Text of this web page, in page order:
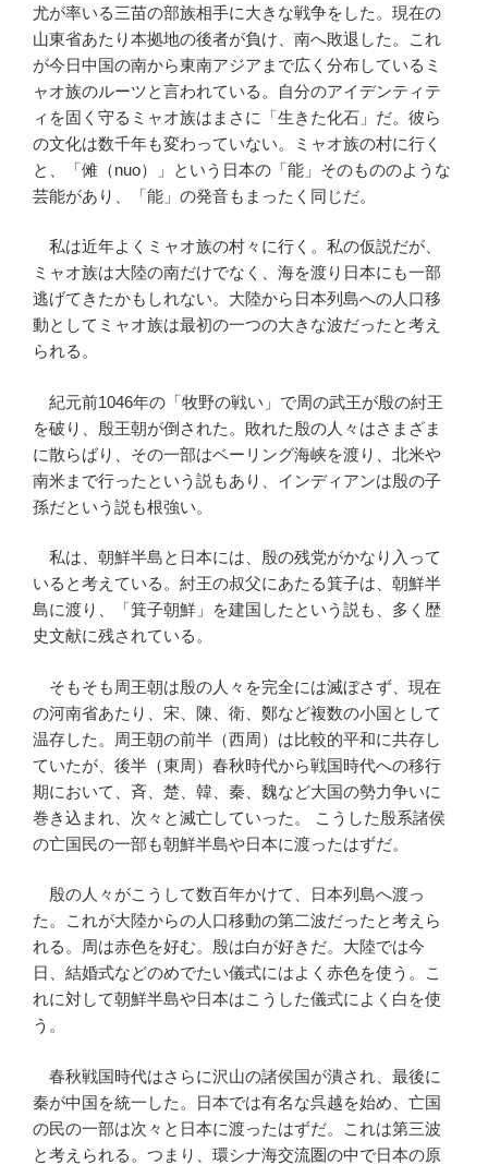
尤が率いる三苗の部族相手に大きな戦争をした。現在の
山東省あたり本拠地の後者が負け、南へ敗退した。これ
が今日中国の南から東南アジアまで広く分布しているミ
ャオ族のルーツと言われている。自分のアイデンティテ
ィを固く守るミャオ族はまさに「生きた化石」だ。彼ら
の文化は数千年も変わっていない。ミャオ族の村に行く
と、「傩（nuo）」という日本の「能」そのもののような
芸能があり、「能」の発音もまったく同じだ。
私は近年よくミャオ族の村々に行く。私の仮説だが、
ミャオ族は大陸の南だけでなく、海を渡り日本にも一部
逃げてきたかもしれない。大陸から日本列島への人口移
動としてミャオ族は最初の一つの大きな波だったと考え
られる。
紀元前1046年の「牧野の戦い」で周の武王が殷の紂王
を破り、殷王朝が倒された。敗れた殷の人々はさまざま
に散らばり、その一部はベーリング海峡を渡り、北米や
南米まで行ったという説もあり、インディアンは殷の子
孫だという説も根強い。
私は、朝鮮半島と日本には、殷の残党がかなり入って
いると考えている。紂王の叔父にあたる箕子は、朝鮮半
島に渡り、「箕子朝鮮」を建国したという説も、多く歴
史文献に残されている。
そもそも周王朝は殷の人々を完全には滅ぼさず、現在
の河南省あたり、宋、陳、衛、鄭など複数の小国として
温存した。周王朝の前半（西周）は比較的平和に共存し
ていたが、後半（東周）春秋時代から戦国時代への移行
期において、斉、楚、韓、秦、魏など大国の勢力争いに
巻き込まれ、次々と滅亡していった。 こうした殷系諸侯
の亡国民の一部も朝鮮半島や日本に渡ったはずだ。
殷の人々がこうして数百年かけて、日本列島へ渡っ
た。これが大陸からの人口移動の第二波だったと考えら
れる。周は赤色を好む。殷は白が好きだ。大陸では今
日、結婚式などのめでたい儀式にはよく赤色を使う。こ
れに対して朝鮮半島や日本はこうした儀式によく白を使
う。
春秋戦国時代はさらに沢山の諸侯国が潰され、最後に
秦が中国を統一した。日本では有名な呉越を始め、亡国
の民の一部は次々と日本に渡ったはずだ。これは第三波
と考えられる。つまり、環シナ海交流圏の中で日本の原